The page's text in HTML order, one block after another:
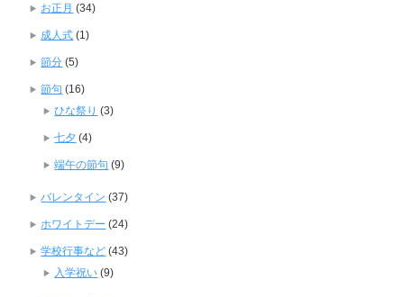
お正月 (34)
成人式 (1)
節分 (5)
節句 (16)
ひな祭り (3)
七夕 (4)
端午の節句 (9)
バレンタイン (37)
ホワイトデー (24)
学校行事など (43)
入学祝い (9)